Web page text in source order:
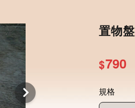
置物盤
$790
規格